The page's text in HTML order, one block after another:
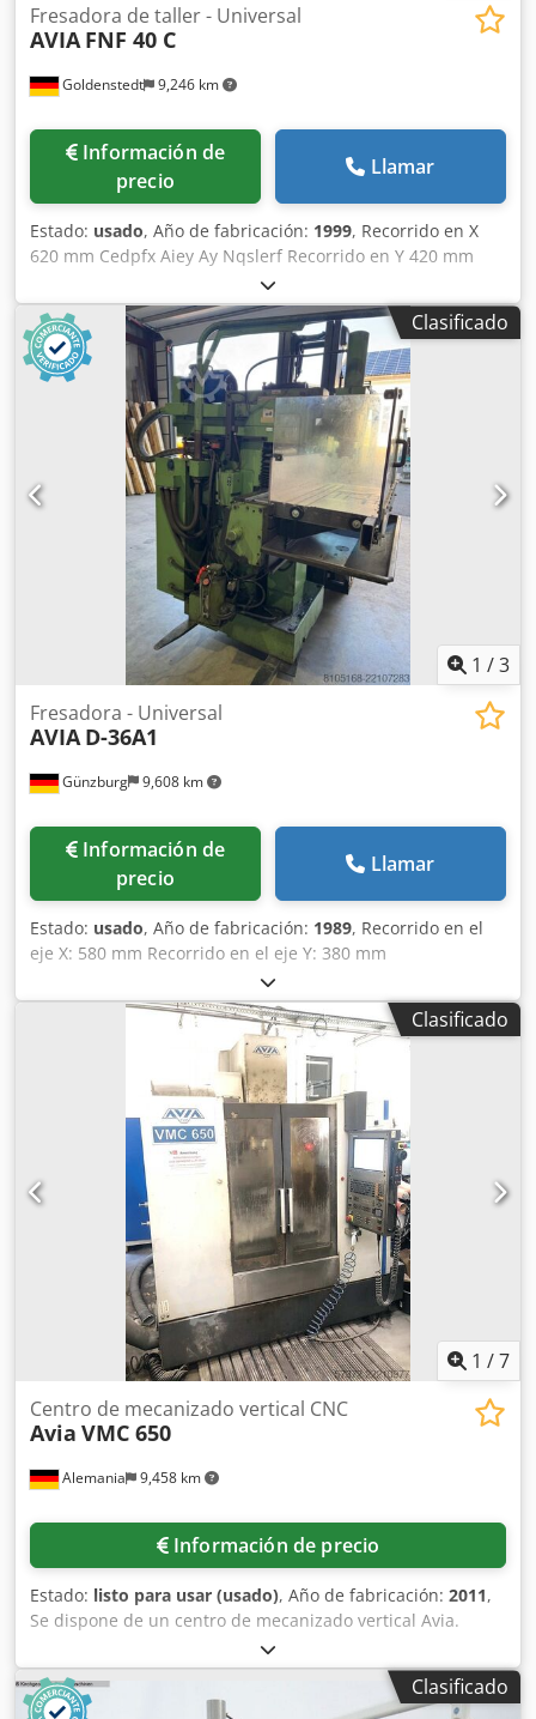
Goldenstedt 9,246 km
Fresadora de taller - Universal
AVIA FNF 40 C
Información de
precio
Llamar
Estado: usado, Año de fabricación: 1999, Recorrido en X
620 mm Cedpfx Aiey Ay Nqslerf Recorrido en Y 420 mm
Recorrido en Z 400 mm Control Heidenhain TNC 124
Inclinable manualmente +/-45° Diámetro máximo de
herramienta 125 mm Peso máximo de la herramienta 6 kg
Superficie de sujeción de la mesa 400 x 800 mm Ranuras
en T 5x14x80 Carga máxima de la mesa 400 kg Velocidad
de avance X/Y: 0 - 6.000 mm/min Velocidad de avance Z: 0 -
4.000 mm/min Avance rápido X/Y: 6 m/min Avance rápido
Z: 4 m/min Potencia total requerida 11 kW Peso de la
máquina aprox. 2 t Espacio requerido aprox. 2,9 x 3,5 x 2,0
m Incluye: Control de trayectorias Heidenhain TNC124
Documentación eléctrica disponible Sistema de
refrigeración Diversos portaherramientas SK 40 Diversas
herramientas SK40
Clasificado
1 /3
Günzburg 9,608 km
Fresadora - Universal
AVIA D-36A1
Información de
precio
Llamar
Estado: usado, Año de fabricación: 1989, Recorrido en el
eje X: 580 mm Recorrido en el eje Y: 380 mm
Credpfxezczfxo Ailof Recorrido en el eje Z: 360 mm
Potencia total requerida: 6 kW Peso de la máquina:
aproximadamente 1,5 t Espacio necesario:
aproximadamente 1,800 x 2,130 x 1,980 m
Clasificado
1 /7
Alemania 9,458 km
Centro de mecanizado vertical CNC
Avia VMC 650
Información de precio
Estado: listo para usar (usado), Año de fabricación: 2011,
Se dispone de un centro de mecanizado vertical Avia.
Recorrido en los ejes X/Y/Z: 650 mm/540 mm/620 mm,
dimensiones de la mesa en X/Y: 800 mm/540 mm, carga
máxima de la mesa: 700 kg, velocidad de giro: 10000 RPM,
Clasificado